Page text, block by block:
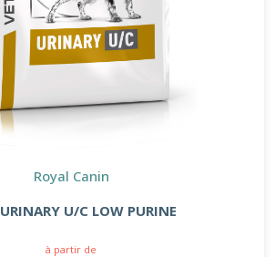
Royal Canin
U/C LOW PURINE
à partir de